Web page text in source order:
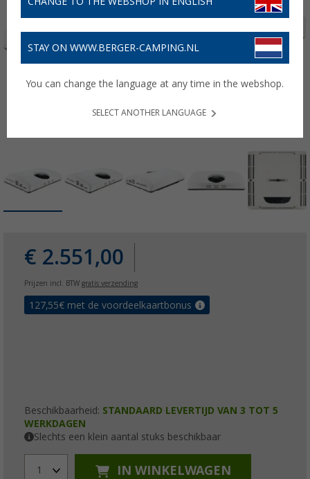
€ 2.551,00
Prijzen incl. BTW gratis verzending
127,55€ met de voordeelkaartbonus
Beschikbaarheid: STANDAARD LEVERTIJD VAN 3 TOT 5
WERKDAGEN
Slechts een klein aantal stuks beschikbaar
1 IN WINKELWAGEN
STAY ON WWW.BERGER-CAMPING.NL
You can change the language at any time in the webshop.
SELECT ANOTHER LANGUAGE